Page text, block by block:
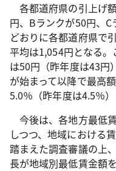
各都道府県の引上げ
円、Bランクが50円、
どおりに各都道府県で
平均は1,054円となる
は50円（昨年度は43円
が始まって以降で最高
5.0％（昨年度は4.5％）
今後は、各地方最低
しつつ、地域における
踏まえた調査審議の上
長が地域別最低賃金額